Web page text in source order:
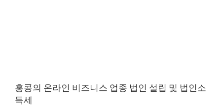
홍콩의 온라인 비즈니스 업종 법인 설립 및 법인소
득세